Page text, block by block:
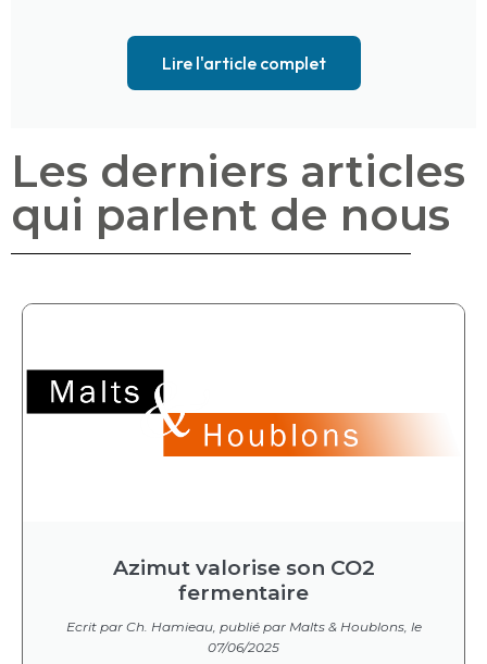
Lire l'article complet
Les derniers articles
qui parlent de nous
Azimut valorise son CO2
fermentaire
Ecrit par Ch. Hamieau, publié par Malts & Houblons, le
07/06/2025